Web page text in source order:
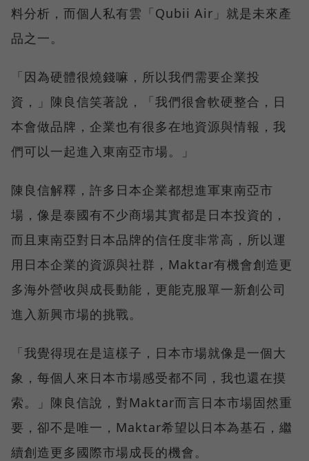
料分析，而個人私有雲「Qubii Air」就是未來產
品之一。
「因為硬體很燒錢嘛，所以我們需要企業投
資，」陳良信笑著說，「我們很會軟硬整合，日
本會做品牌，企業也有很多在地資源與情報，我
們可以一起進入東南亞市場。」
陳良信解釋，許多日本企業都想進軍東南亞市
場，像是泰國有不少商場其實都是日本投資的，
而且東南亞對日本品牌的信任度非常高，所以運
用日本企業的資源與社群，Maktar有機會創造更
多海外營收與成長動能，更能克服單一新創公司
進入新興市場的挑戰。
「我覺得現在是這樣子，日本市場就像是一個大
象，每個人來日本市場感受都不同，我也還在摸
索。」陳良信說，對Maktar而言日本市場固然重
要，卻不是唯一，Maktar希望以日本為基石，繼
續創造更多國際市場成長的機會。